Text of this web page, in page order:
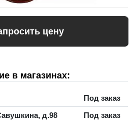
цену
в магазинах:
Под заказ
д.98
Под заказ